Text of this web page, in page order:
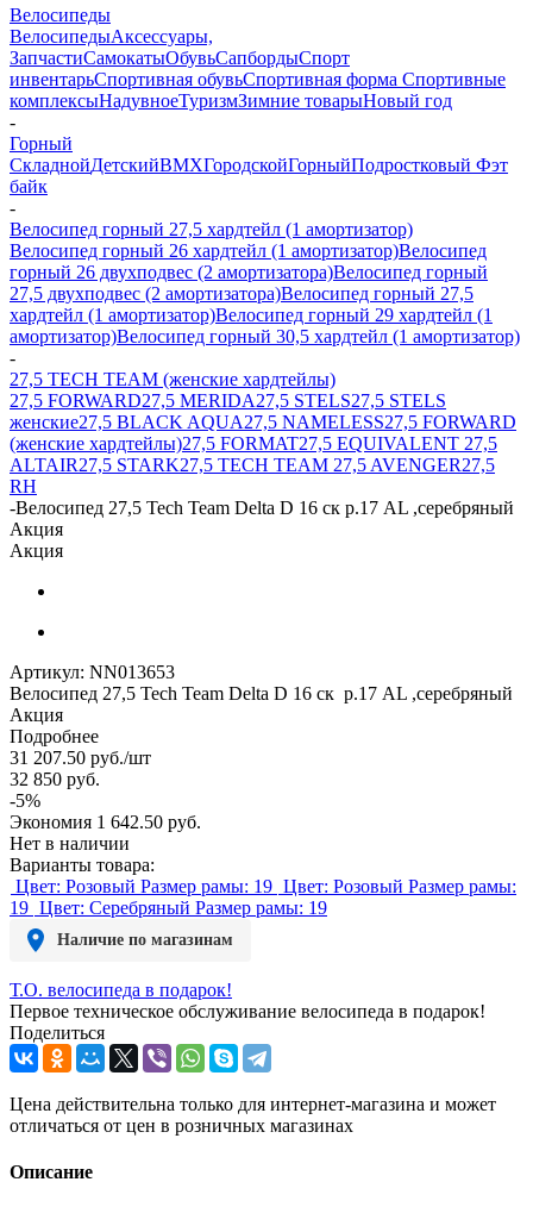
Велосипеды
ВелосипедыАксессуары,
ЗапчастиСамокатыОбувьСапбордыСпорт
инвентарьСпортивная обувьСпортивная форма Спортивные
комплексыНадувноеТуризмЗимние товарыНовый год
-
Горный
СкладнойДетскийBMXГородскойГорныйПодростковый Фэт
байк
-
Велосипед горный 27,5 хардтейл (1 амортизатор)
Велосипед горный 26 хардтейл (1 амортизатор)Велосипед
горный 26 двухподвес (2 амортизатора)Велосипед горный
27,5 двухподвес (2 амортизатора)Велосипед горный 27,5
хардтейл (1 амортизатор)Велосипед горный 29 хардтейл (1
амортизатор)Велосипед горный 30,5 хардтейл (1 амортизатор)
-
27,5 TECH TEAM (женские хардтейлы)
27,5 FORWARD27,5 MERIDA27,5 STELS27,5 STELS
женские27,5 BLACK AQUA27,5 NAMELESS27,5 FORWARD
(женские хардтейлы)27,5 FORMAT27,5 EQUIVALENT 27,5
ALTAIR27,5 STARK27,5 TECH TEAM 27,5 AVENGER27,5
RH
-Велосипед 27,5 Tech Team Delta D 16 ск р.17 AL ,серебряный
Акция
Акция
Артикул: NN013653
Велосипед 27,5 Tech Team Delta D 16 ск р.17 AL ,серебряный
Акция
Подробнее
31 207.50 руб./шт
32 850 руб.
-5%
Экономия 1 642.50 руб.
Нет в наличии
Варианты товара:
Цвет: Розовый Размер рамы: 19 Цвет: Розовый Размер рамы:
19 Цвет: Серебряный Размер рамы: 19
Наличие по магазинам
Т.О. велосипеда в подарок!
Первое техническое обслуживание велосипеда в подарок!
Поделиться
Цена действительна только для интернет-магазина и может
отличаться от цен в розничных магазинах
Описание